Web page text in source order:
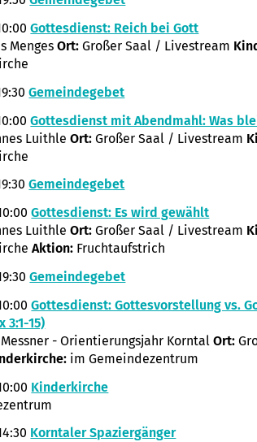
Gottesdienst: Reich bei Gott
MengesOrt:Großer Saal / Livestream
Gemeindegebet
Gottesdienst mit Abendmahl: Was
LuithleOrt:Großer Saal / Livestream
Gemeindegebet
Gottesdienst: Es wird gewählt
LuithleOrt:Großer Saal / Livestream
Aktion: Fruchtaufstrich
Gemeindegebet
Gottesdienst: Gottesvorstellung vs.
3:1-15)
- Orientierungsjahr KorntalOrt:
im Gemeindezentrum
Kinderkirche
Korntaler Spaziergänger